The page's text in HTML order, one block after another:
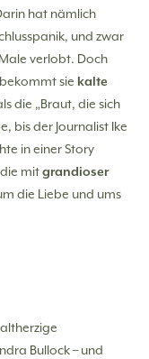
hat nämlich
und zwar
verlobt. Doch
sie kalte
die „Braut, die sich
bis der Journalist Ike
in einer Story
mitgrandioser
die Liebe und ums
Bullock – und